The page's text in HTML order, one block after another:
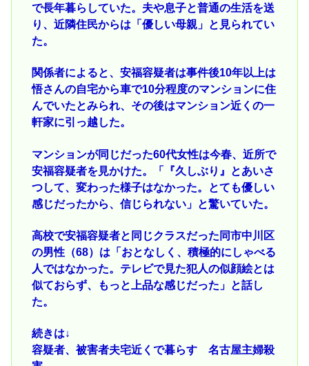
で長年暮らしていた。夫や息子と普通の生活を送
り、近隣住民からは「優しい母親」と見られてい
た。
関係者によると、安福容疑者は事件後10年以上は
悟さんの自宅から車で10分程度のマンションに住
んでいたとみられ、その後はマンション近くの一
軒家に引っ越した。
マンションが同じだった60代女性は今春、近所で
安福容疑者を見かけた。「『久しぶり』とあいさ
つして、変わった様子はなかった。とても優しい
感じだったから、信じられない」と驚いていた。
高校で安福容疑者と同じクラスだった同市中川区
の男性（68）は「おとなしく、積極的にしゃべる
人ではなかった。テレビで見た犯人の似顔絵とは
似ておらず、もっと上品な感じだった」と話し
た。
続きは↓
容疑者、被害者夫宅近くで暮らす 名古屋主婦殺